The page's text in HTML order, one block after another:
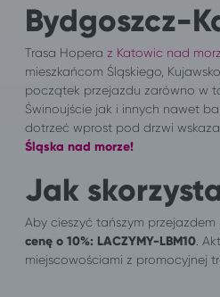
Bydgoszcz-
Trasa Hopera z Katowic nad
mieszkańcom Śląskiego,
początek przejazdu zarówno w
Świnoujście jak i innych nawet
dotrzeć wprost pod drzwi
Śląska nad morze!
Jak
Aby cieszyć tańszym
cenę o 10%: LACZYMY-LBM10 .
miejscowościami z promocyjnej